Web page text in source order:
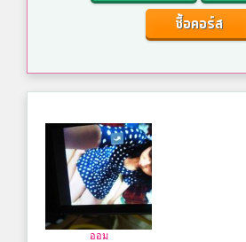
ซื้อคอร์ส
ออม